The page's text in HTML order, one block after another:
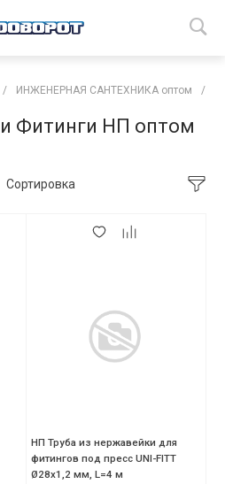
/ ИНЖЕНЕРНАЯ САНТЕХНИКА оптом /
и Фитинги НП оптом
Сортировка
НП Труба из нержавейки для
фитингов под пресс UNI-FITT
Ø28х1,2 мм, L=4 м